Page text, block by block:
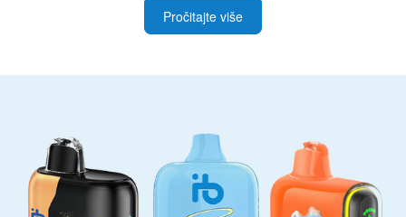
Pročitajte više